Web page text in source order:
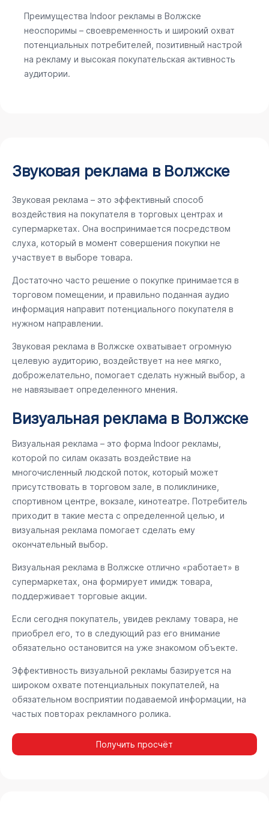
Преимущества Indoor рекламы в Волжске
неоспоримы – своевременность и широкий охват
потенциальных потребителей, позитивный настрой
на рекламу и высокая покупательская активность
аудитории.
Звуковая реклама в Волжске
Звуковая реклама – это эффективный способ
воздействия на покупателя в торговых центрах и
супермаркетах. Она воспринимается посредством
слуха, который в момент совершения покупки не
участвует в выборе товара.
Достаточно часто решение о покупке принимается в
торговом помещении, и правильно поданная аудио
информация направит потенциального покупателя в
нужном направлении.
Звуковая реклама в Волжске охватывает огромную
целевую аудиторию, воздействует на нее мягко,
доброжелательно, помогает сделать нужный выбор, а
не навязывает определенного мнения.
Визуальная реклама в Волжске
Визуальная реклама – это форма Indoor рекламы,
которой по силам оказать воздействие на
многочисленный людской поток, который может
присутствовать в торговом зале, в поликлинике,
спортивном центре, вокзале, кинотеатре. Потребитель
приходит в такие места с определенной целью, и
визуальная реклама помогает сделать ему
окончательный выбор.
Визуальная реклама в Волжске отлично «работает» в
супермаркетах, она формирует имидж товара,
поддерживает торговые акции.
Если сегодня покупатель, увидев рекламу товара, не
приобрел его, то в следующий раз его внимание
обязательно остановится на уже знакомом объекте.
Эффективность визуальной рекламы базируется на
широком охвате потенциальных покупателей, на
обязательном восприятии подаваемой информации, на
частых повторах рекламного ролика.
Получить просчёт